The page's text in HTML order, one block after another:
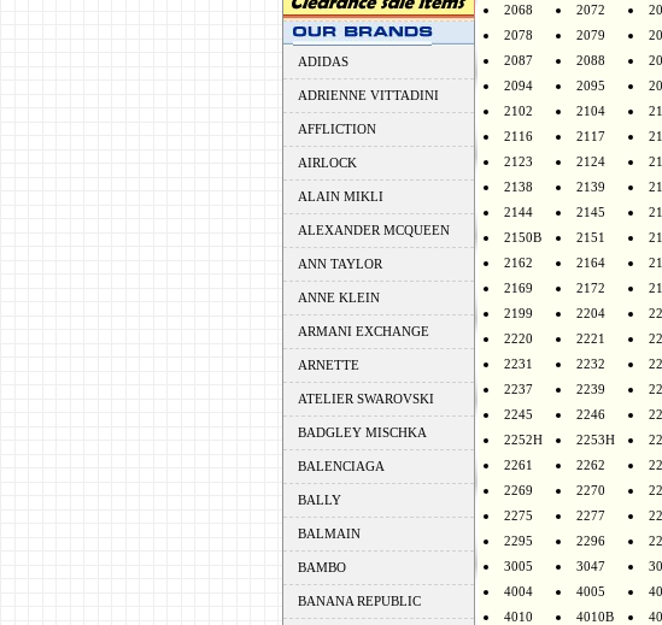
ADIDAS
ADRIENNE VITTADINI
AFFLICTION
AIRLOCK
ALAIN MIKLI
ALEXANDER MCQUEEN
ANN TAYLOR
ANNE KLEIN
ARMANI EXCHANGE
ARNETTE
ATELIER SWAROVSKI
BADGLEY MISCHKA
BALENCIAGA
BALLY
BALMAIN
BAMBO
BANANA REPUBLIC
2068
2072
2078
2079
2087
2088
2094
2095
2102
2104
2116
2117
2123
2124
2138
2139
2144
2145
2150B
2151
2162
2164
2169
2172
2199
2204
2220
2221
2231
2232
2237
2239
2245
2246
2252H
2253H
2261
2262
2269
2270
2275
2277
2295
2296
3005
3047
4004
4005
4010
4010B